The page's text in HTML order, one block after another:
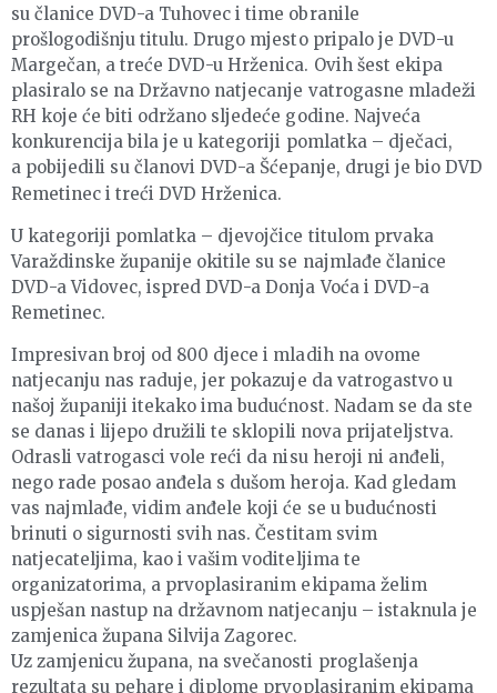
su članice DVD-a Tuhovec i time obranile
prošlogodišnju titulu. Drugo mjesto pripalo je DVD-u
Margečan, a treće DVD-u Hrženica. Ovih šest ekipa
plasiralo se na Državno natjecanje vatrogasne mladeži
RH koje će biti održano sljedeće godine. Najveća
konkurencija bila je u kategoriji pomlatka – dječaci,
a pobijedili su članovi DVD-a Šćepanje, drugi je bio DVD
Remetinec i treći DVD Hrženica.
U kategoriji pomlatka – djevojčice titulom prvaka
Varaždinske županije okitile su se najmlađe članice
DVD-a Vidovec, ispred DVD-a Donja Voća i DVD-a
Remetinec.
Impresivan broj od 800 djece i mladih na ovome
natjecanju nas raduje, jer pokazuje da vatrogastvo u
našoj županiji itekako ima budućnost. Nadam se da ste
se danas i lijepo družili te sklopili nova prijateljstva.
Odrasli vatrogasci vole reći da nisu heroji ni anđeli,
nego rade posao anđela s dušom heroja. Kad gledam
vas najmlađe, vidim anđele koji će se u budućnosti
brinuti o sigurnosti svih nas. Čestitam svim
natjecateljima, kao i vašim voditeljima te
organizatorima, a prvoplasiranim ekipama želim
uspješan nastup na državnom natjecanju – istaknula je
zamjenica župana Silvija Zagorec.
Uz zamjenicu župana, na svečanosti proglašenja
rezultata su pehare i diplome prvoplasiranim ekipama